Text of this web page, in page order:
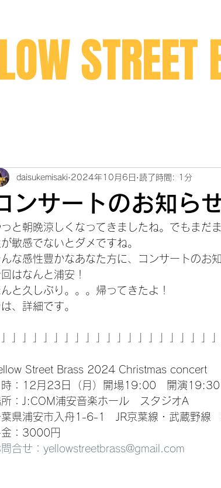
STREET
ンサートのお知ら
daisukemisaki 2024年10月6日 読了時間: 1分
と朝晩涼しくなってきましたね。でもまだ
敏感でないとダメですね。
な感性豊かなあなた方に、コンサートのお
はなんと浦安！
んと久しぶり。。。帰ってきたよ！
、詳細です。
Street Brass 2024 Christmas concert
時：12月23日（月）開場19:00　開演19:30
所：J:COM浦安音楽ホール　スタジオA
葉県浦安市入舟1-6-1　JR京葉線・武蔵野線
金：3000円
問合せ：yellowstreetbrass@gmail.com